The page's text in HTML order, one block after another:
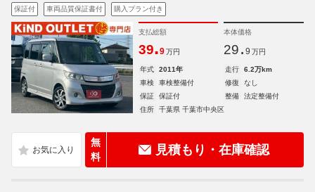
保証付 車両品質保証書付 購入プラン付き
支払総額
39.9 万円
本体価格
29. 9 万円
年式 2011年 走行
6.2万km
車検
車検整備付 修復
なし
保証
保証付 整備
法定整備付
住所
千葉県 千葉市中央区
無
料
見積もり・在庫確認